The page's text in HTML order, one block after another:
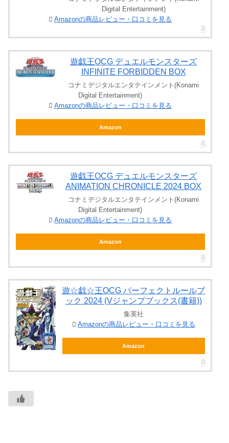
Digital Entertainment)
Amazonの商品レビュー・口コミを見る
遊戯王OCG デュエルモンスターズ
INFINITE FORBIDDEN BOX
コナミデジタルエンタテインメント(Konami
Digital Entertainment)
Amazonの商品レビュー・口コミを見る
Amazon
遊戯王OCG デュエルモンスターズ
ANIMATION CHRONICLE 2024 BOX
コナミデジタルエンタテインメント(Konami
Digital Entertainment)
Amazonの商品レビュー・口コミを見る
Amazon
遊☆戯☆王OCG パーフェクトルールブ
ック 2024 (Vジャンプブックス(書籍))
集英社
Amazonの商品レビュー・口コミを見る
Amazon